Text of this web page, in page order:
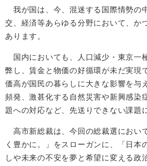
我が国は、今、混迷する国際情勢の
交、経済等あらゆる分野において、か
あります。
国内においても、人口減少・東京一
弊し、賃金と物価の好循環が未だ実現
価高が国民の暮らしに大きな影響を与
頻発、激甚化する自然災害や新興感染
題への対応など、先送りできない課題
高市新総裁は、今回の総裁選におい
く豊かに。」をスローガンに、「日本
しや未来の不安を夢と希望に変える政